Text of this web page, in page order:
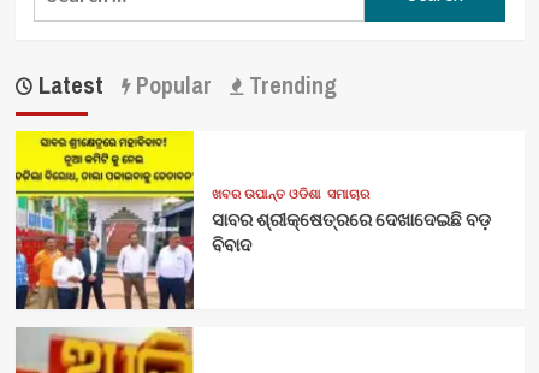
Latest Popular Trending
ଖବର ଉପାନ୍ତ ଓଡିଶା ସମାଚାର
ସାବର ଶ୍ରୀକ୍ଷେତ୍ରରେ ଦେଖାଦେଇଛି ବଡ଼
ବିବାଦ